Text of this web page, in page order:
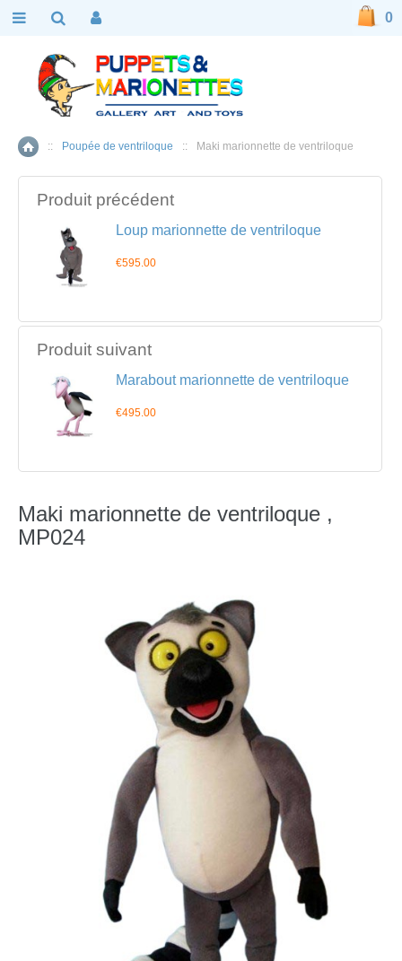
Accueil
:: Poupée de ventriloque :: Maki marionnette de ventriloque
Produit précédent
Loup marionnette de ventriloque
€595.00
Produit suivant
Marabout marionnette de ventriloque
€495.00
Maki marionnette de ventriloque ,
MP024
0